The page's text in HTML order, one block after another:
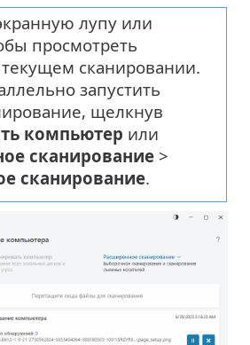
лупу или
просмотреть
сканировании.
запустить
щелкнув
компьютер или
сканирование >
сканирование.